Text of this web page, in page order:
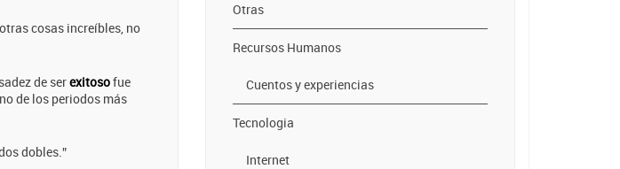
cosas increíbles, no
de serexitosofue
de los periodos más
dobles.”
Otras
Recursos Humanos
Cuentos y experiencias
Tecnologia
Internet